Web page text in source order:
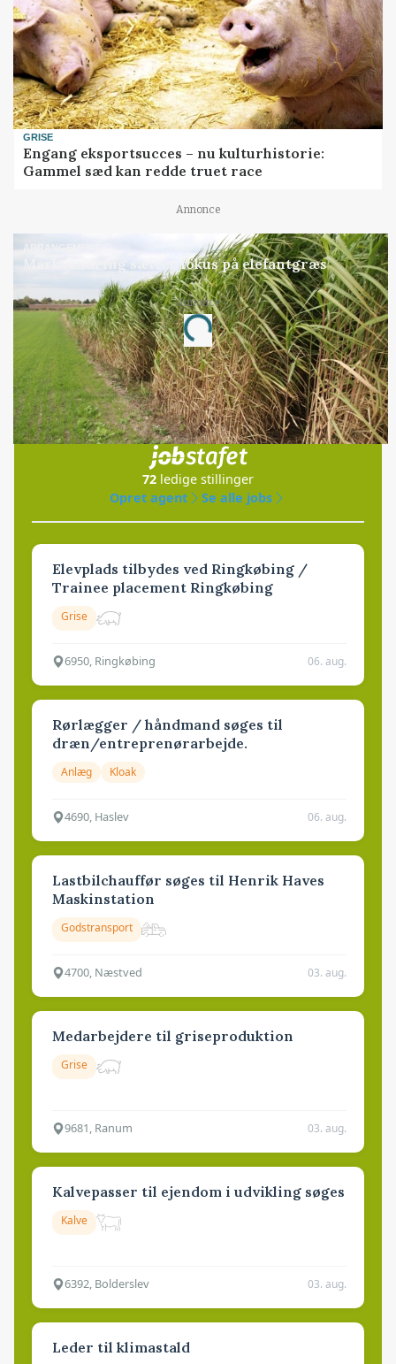
GRISE
Engang eksportsucces – nu kulturhistorie:
Gammel sæd kan redde truet race
Annonce
ARRANGEMENT
Markvandring sætter fokus på elefantgræs
Annonce
Loading...
Jobs
i samarbejde med
72 ledige stillinger
Opret agent
Se alle jobs
Elevplads tilbydes ved Ringkøbing /
Trainee placement Ringkøbing
Grise
6950, Ringkøbing 06. aug.
Rørlægger / håndmand søges til
dræn/entreprenørarbejde.
Anlæg Kloak
4690, Haslev 06. aug.
Lastbilchauffør søges til Henrik Haves
Maskinstation
Godstransport
4700, Næstved 03. aug.
Medarbejdere til griseproduktion
Grise
9681, Ranum 03. aug.
Kalvepasser til ejendom i udvikling søges
Kalve
6392, Bolderslev 03. aug.
Leder til klimastald